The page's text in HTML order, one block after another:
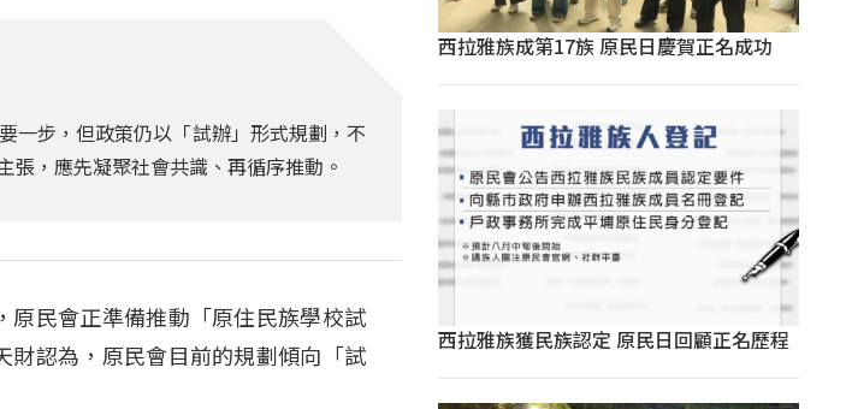
一步，但政策仍以「試辦」形式規劃，不
張，應先凝聚社會共識、再循序推動。
原民會正準備推動「原住民族學校試
財認為，原民會目前的規劃傾向「試
西拉雅族成第17族 原民日慶賀正名成功
西拉雅族獲民族認定 原民日回顧正名歷程